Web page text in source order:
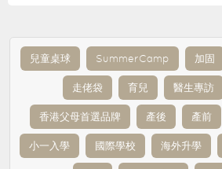
兒童桌球 SummerCamp 加固
走佬袋 育兒 醫生專訪
香港父母首選品牌 產後 產前
小一入學 國際學校 海外升學